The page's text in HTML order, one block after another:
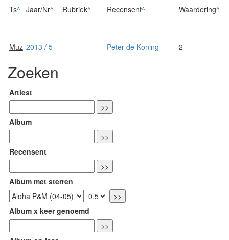
Ts^ Jaar/Nr^ Rubriek^ Recensent^ Waardering^
Muz 2013 / 5 Peter de Koning 2
Zoeken
Artiest
Album
Recensent
Album met sterren
Album x keer genoemd